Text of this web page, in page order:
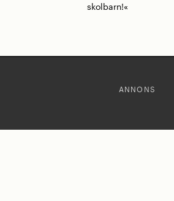
skolbarn!«
ANNONS